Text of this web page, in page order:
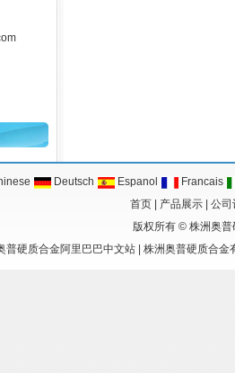
Deutsch Espanol
Francais
首页
产品展示
公司
版权所有 © 株洲奥普
普硬质合金阿里巴巴中文站| 株洲奥普硬质合金